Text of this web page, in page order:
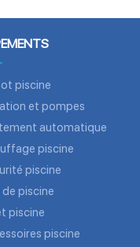
piscine
et pompes
automatique
piscine
piscine
de piscine
piscine
piscine